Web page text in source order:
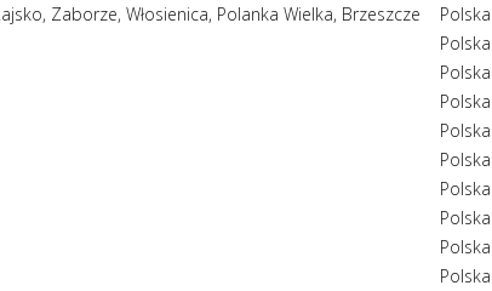
Zaborze, Włosienica, Polanka Wielka, Brzeszcze Polska
Polska
Polska
Polska
Polska
Polska
Polska
Polska
Polska
Polska